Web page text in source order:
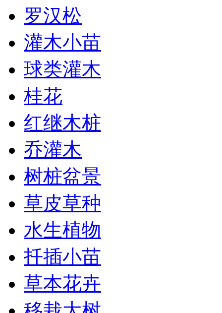
罗汉松
灌木小苗
球类灌木
桂花
红继木桩
乔灌木
树桩盆景
草皮草种
水生植物
扦插小苗
草本花卉